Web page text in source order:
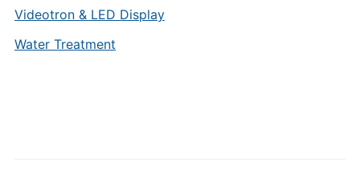
Videotron & LED Display
Water Treatment